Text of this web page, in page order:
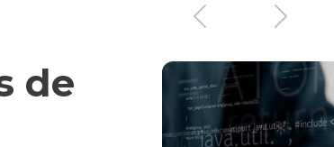
de
Anterior Siguiente